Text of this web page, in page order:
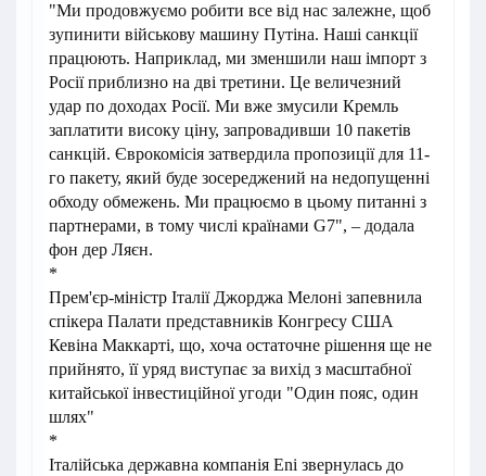
"Ми продовжуємо робити все від нас залежне, щоб
зупинити військову машину Путіна. Наші санкції
працюють. Наприклад, ми зменшили наш імпорт з
Росії приблизно на дві третини. Це величезний
удар по доходах Росії. Ми вже змусили Кремль
заплатити високу ціну, запровадивши 10 пакетів
санкцій. Єврокомісія затвердила пропозиції для 11-
го пакету, який буде зосереджений на недопущенні
обходу обмежень. Ми працюємо в цьому питанні з
партнерами, в тому числі країнами G7", – додала
фон дер Ляєн.
*
Прем'єр-міністр Італії Джорджа Мелоні запевнила
спікера Палати представників Конгресу США
Кевіна Маккарті, що, хоча остаточне рішення ще не
прийнято, її уряд виступає за вихід з масштабної
китайської інвестиційної угоди "Один пояс, один
шлях"
*
Італійська державна компанія Eni звернулась до